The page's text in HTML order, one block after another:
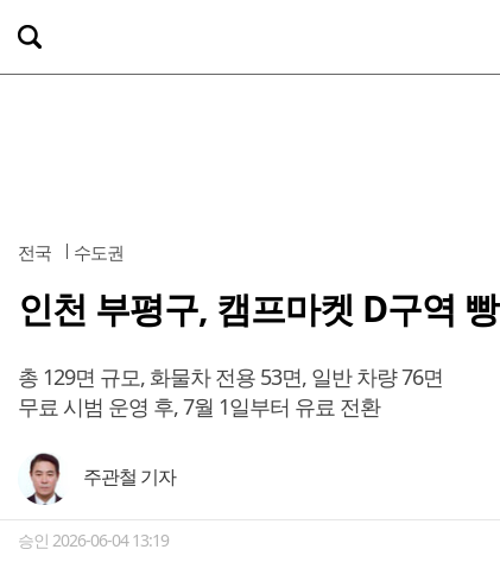
전국 수도권
인천 부평구, 캠프마켓 D구역
총 129면 규모, 화물차 전용 53면, 일반 차량 76면
무료 시범 운영 후, 7월 1일부터 유료 전환
주관철 기자
승인 2026-06-04 13:19